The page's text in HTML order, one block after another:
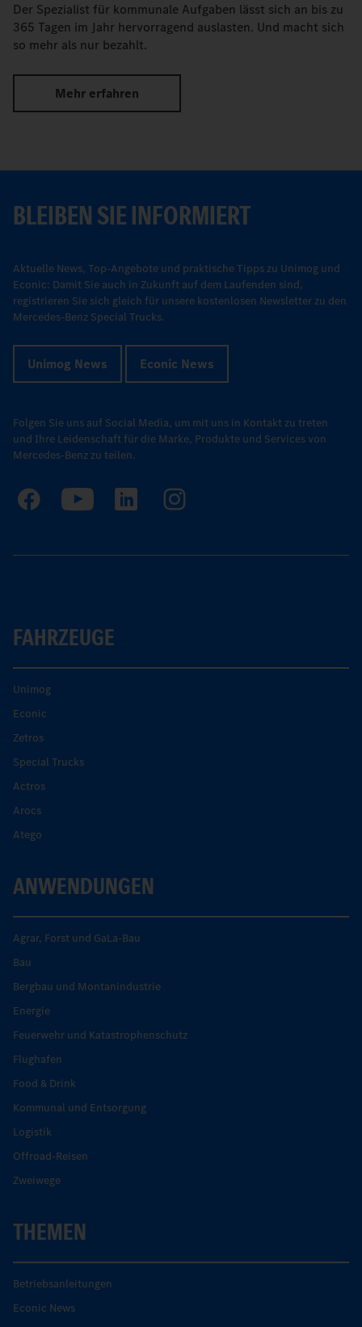
Der Spezialist für kommunale Aufgaben lässt sich an bis zu
365 Tagen im Jahr hervorragend auslasten. Und macht sich
so mehr als nur bezahlt.
Mehr erfahren
BLEIBEN SIE INFORMIERT
Aktuelle News, Top-Angebote und praktische Tipps zu Unimog und
Econic: Damit Sie auch in Zukunft auf dem Laufenden sind,
registrieren Sie sich gleich für unsere kostenlosen Newsletter zu den
Mercedes-Benz Special Trucks.
Unimog News Econic News
Folgen Sie uns auf Social Media, um mit uns in Kontakt zu treten
und Ihre Leidenschaft für die Marke, Produkte und Services von
Mercedes-Benz zu teilen.
FAHRZEUGE
Unimog
Econic
Zetros
Special Trucks
Actros
Arocs
Atego
ANWENDUNGEN
Agrar, Forst und GaLa-Bau
Bau
Bergbau und Montanindustrie
Energie
Feuerwehr und Katastrophenschutz
Flughafen
Food & Drink
Kommunal und Entsorgung
Logistik
Offroad-Reisen
Zweiwege
THEMEN
Betriebsanleitungen
Econic News